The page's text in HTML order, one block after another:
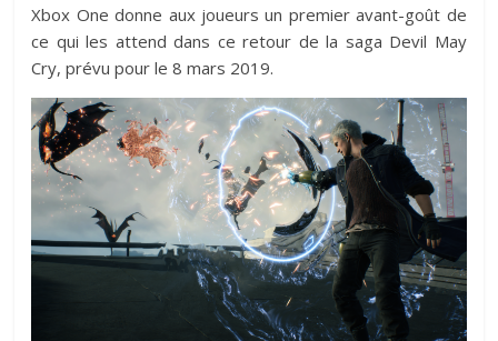
Xbox One donne aux joueurs un premier avant-goût de
ce qui les attend dans ce retour de la saga Devil May
Cry, prévu pour le 8 mars 2019.